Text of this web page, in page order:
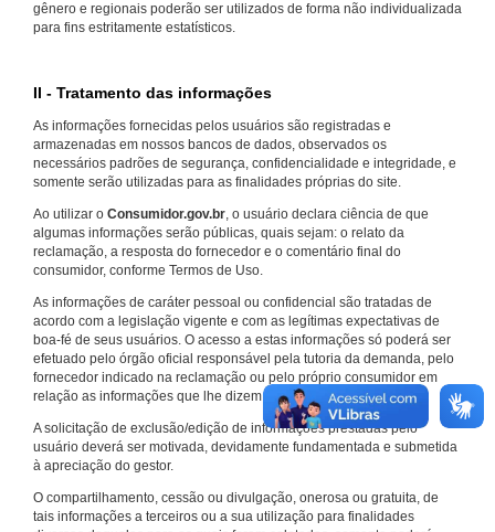
gênero e regionais poderão ser utilizados de forma não individualizada
para fins estritamente estatísticos.
II - Tratamento das informações
As informações fornecidas pelos usuários são registradas e
armazenadas em nossos bancos de dados, observados os
necessários padrões de segurança, confidencialidade e integridade, e
somente serão utilizadas para as finalidades próprias do site.
Ao utilizar o Consumidor.gov.br, o usuário declara ciência de que
algumas informações serão públicas, quais sejam: o relato da
reclamação, a resposta do fornecedor e o comentário final do
consumidor, conforme Termos de Uso.
As informações de caráter pessoal ou confidencial são tratadas de
acordo com a legislação vigente e com as legítimas expectativas de
boa-fé de seus usuários. O acesso a estas informações só poderá ser
efetuado pelo órgão oficial responsável pela tutoria da demanda, pelo
fornecedor indicado na reclamação ou pelo próprio consumidor em
relação as informações que lhe dizem respeito.
A solicitação de exclusão/edição de informações prestadas pelo
usuário deverá ser motivada, devidamente fundamentada e submetida
à apreciação do gestor.
O compartilhamento, cessão ou divulgação, onerosa ou gratuita, de
tais informações a terceiros ou a sua utilização para finalidades